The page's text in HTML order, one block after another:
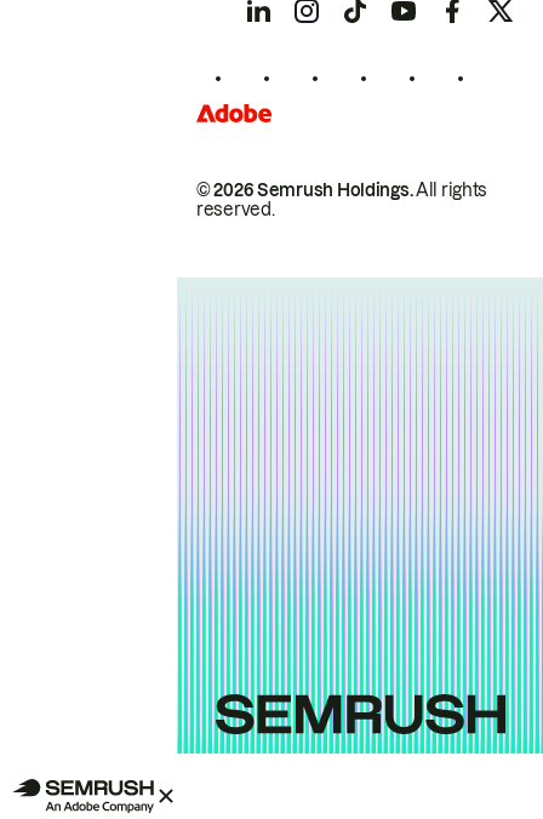
© 2026 Semrush Holdings.All rights
reserved.